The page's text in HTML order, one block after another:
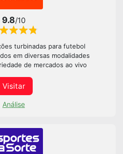
9.8/10
turbinadas para futebol
em diversas modalidades
de mercados ao vivo
Visitar
Análise